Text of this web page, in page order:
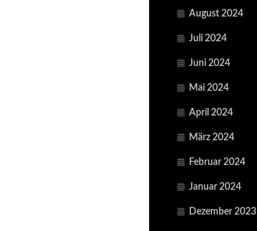
August 2024
Juli 2024
Juni 2024
Mai 2024
April 2024
März 2024
Februar 2024
Januar 2024
Dezember 2023